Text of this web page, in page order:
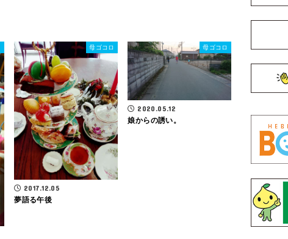
母ゴコロ
2017.12.05
夢語る午後
母ゴコロ
2020.05.12
娘からの誘い。